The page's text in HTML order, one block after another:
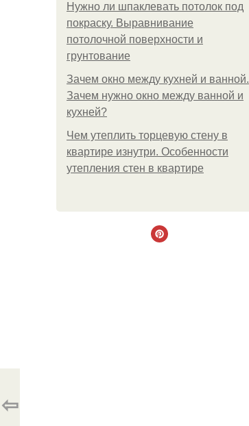
Нужно ли шпаклевать потолок под
покраску. Выравнивание
потолочной поверхности и
грунтование
Зачем окно между кухней и ванной.
Зачем нужно окно между ванной и
кухней?
Чем утеплить торцевую стену в
квартире изнутри. Особенности
утепления стен в квартире
⇦